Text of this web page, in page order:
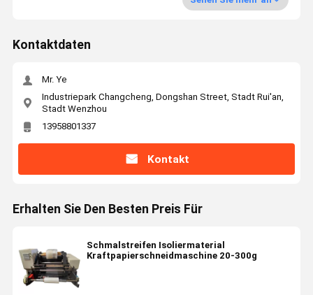
Kontaktdaten
Mr. Ye
Industriepark Changcheng, Dongshan Street, Stadt Rui'an,
Stadt Wenzhou
13958801337
Kontakt
Erhalten Sie Den Besten Preis Für
Schmalstreifen Isoliermaterial
Kraftpapierschneidmaschine 20-300g